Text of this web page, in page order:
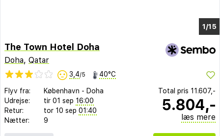
1/9
The Town Hotel Doha
Doha, Qatar
3,4/5 40°C
Flyv fra: København - Doha
Udrejse:
tir 01 sep 16:00
Retur:
tor 10 sep 01:40
Nætter:
9
Total pris 11.607,-
5.804,-
læs mere